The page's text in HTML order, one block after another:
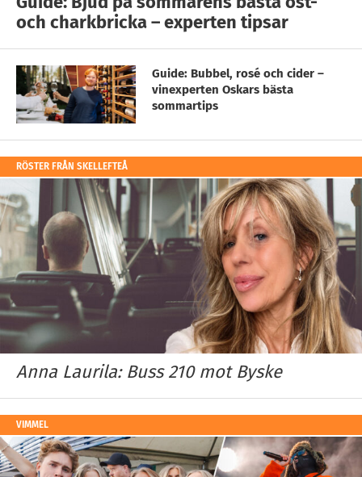
och charkbricka – experten tipsar
Guide: Bubbel, rosé och cider –
vinexperten Oskars bästa
sommartips
RÖSTER FRÅN SKELLEFTEÅ
Anna Laurila: Buss 210 mot Byske
VIMMEL